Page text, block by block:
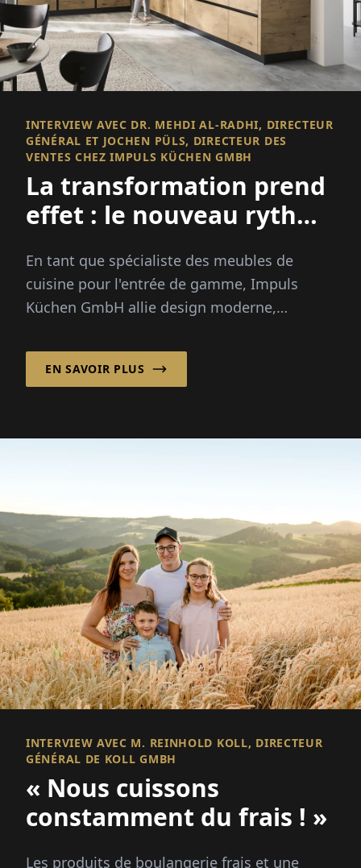
INTERVIEW AVEC DR. MEHDI AL-RADHI, DIRECTEUR
GÉNÉRAL ET JOCHEN PÜLS, DIRECTEUR DES
VENTES CHEZ IMPULS KÜCHEN GMBH
La transformation prend
effet : le nouveau rythme
cuisines
En tant que spécialiste des meubles de
cuisine pour l'entrée de gamme, Impuls
Küchen GmbH allie design moderne,
avec ...
EN SAVOIR PLUS
INTERVIEW AVEC M. REINHOLD KOLL, DIRECTEUR
GÉNÉRAL DE KOLL GMBH
« Nous cuissons
constamment du frais ! »
Les produits de boulangerie frais et une